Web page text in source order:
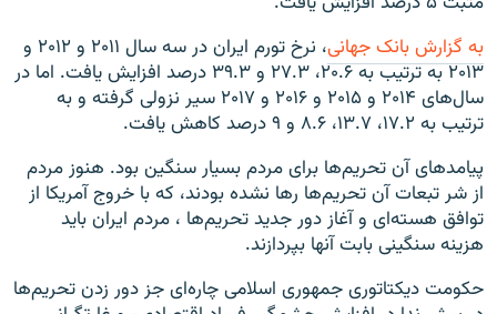
به گزارش بانک جهانی
، نرخ تورم ایران در سه سال ۲۰۱۱ و ۲۰۱۲ و
۲۰۱۳ به ترتیب به ۲۰.۶، ۲۷.۳ و ۳۹.۳ درصد افزایش یافت. اما در
سال‌های ۲۰۱۴ و ۲۰۱۵ و ۲۰۱۶ و ۲۰۱۷ سیر نزولی گرفته و به
ترتیب به ۱۷.۲، ۱۳.۷، ۸.۶ و ۹ درصد کاهش یافت.
پیامدهای آن تحریم‌ها برای مردم بسیار سنگین بود. هنوز مردم
از شر تبعات آن تحریم‌ها رها نشده بودند، که با خروج آمریکا از
توافق هسته‌ای و آغاز دور جدید تحریم‌ها ، مردم ایران باید
هزینه سنگینی بابت آنها بپردازند.
حکومت دیکتاتوری جمهوری اسلامی چاره‌ای جز دور زدن تحریم‌ها